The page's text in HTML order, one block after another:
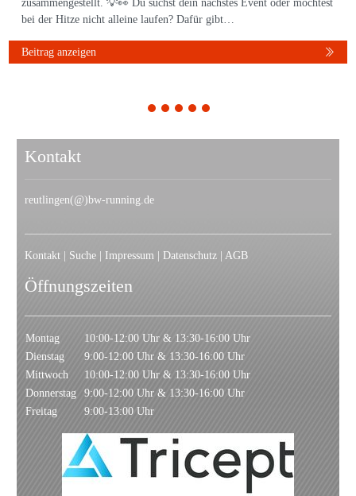
zusammengestellt. 💡👀 Du suchst dein nächstes Event oder möchtest
bei der Hitze nicht alleine laufen? Dafür gibt…
Beitrag anzeigen
1 2 3 4 5
Kontakt
reutlingen(@)bw-running.de
Kontakt Suche Impressum Datenschutz AGB
Öffnungszeiten
Montag
10:00-12:00 Uhr & 13:30-16:00 Uhr
Dienstag
9:00-12:00 Uhr & 13:30-16:00 Uhr
Mittwoch
10:00-12:00 Uhr & 13:30-16:00 Uhr
Donnerstag
9:00-12:00 Uhr & 13:30-16:00 Uhr
Freitag
9:00-13:00 Uhr